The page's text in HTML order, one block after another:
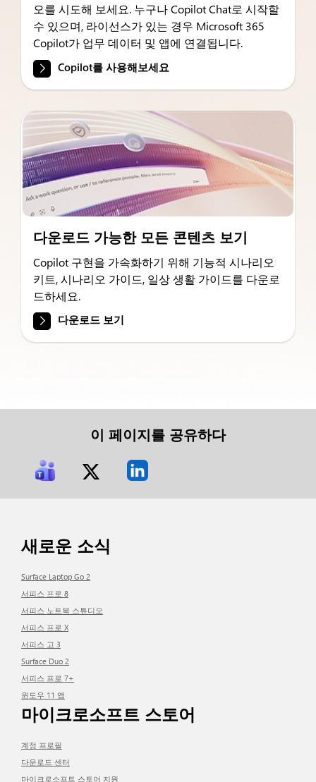
오를 시도해 보세요. 누구나 Copilot Chat로 시작할
수 있으며, 라이선스가 있는 경우 Microsoft 365
Copilot가 업무 데이터 및 앱에 연결됩니다.
Copilot를 사용해보세요
다운로드 가능한 모든 콘텐츠 보기
Copilot 구현을 가속화하기 위해 기능적 시나리오
키트, 시나리오 가이드, 일상 생활 가이드를 다운로
드하세요.
다운로드 보기
이 페이지를 공유하다
새로운 소식
Surface Laptop Go 2
서피스 프로 8
서피스 노트북 스튜디오
서피스 프로 X
서피스 고 3
Surface Duo 2
서피스 프로 7+
윈도우 11 앱
마이크로소프트 스토어
계정 프로필
다운로드 센터
마이크로소프트 스토어 지원